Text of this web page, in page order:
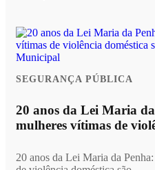
SEGURANÇA PÚBLICA
20 anos da Lei Maria
mulheres vítimas de
20 anos da Lei Maria da